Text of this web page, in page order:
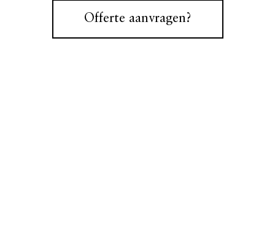
Offerte aanvragen?